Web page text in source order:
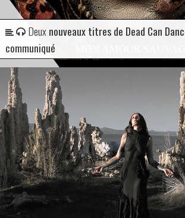
Deuxnouveaux titres de Dead Can
communiqué